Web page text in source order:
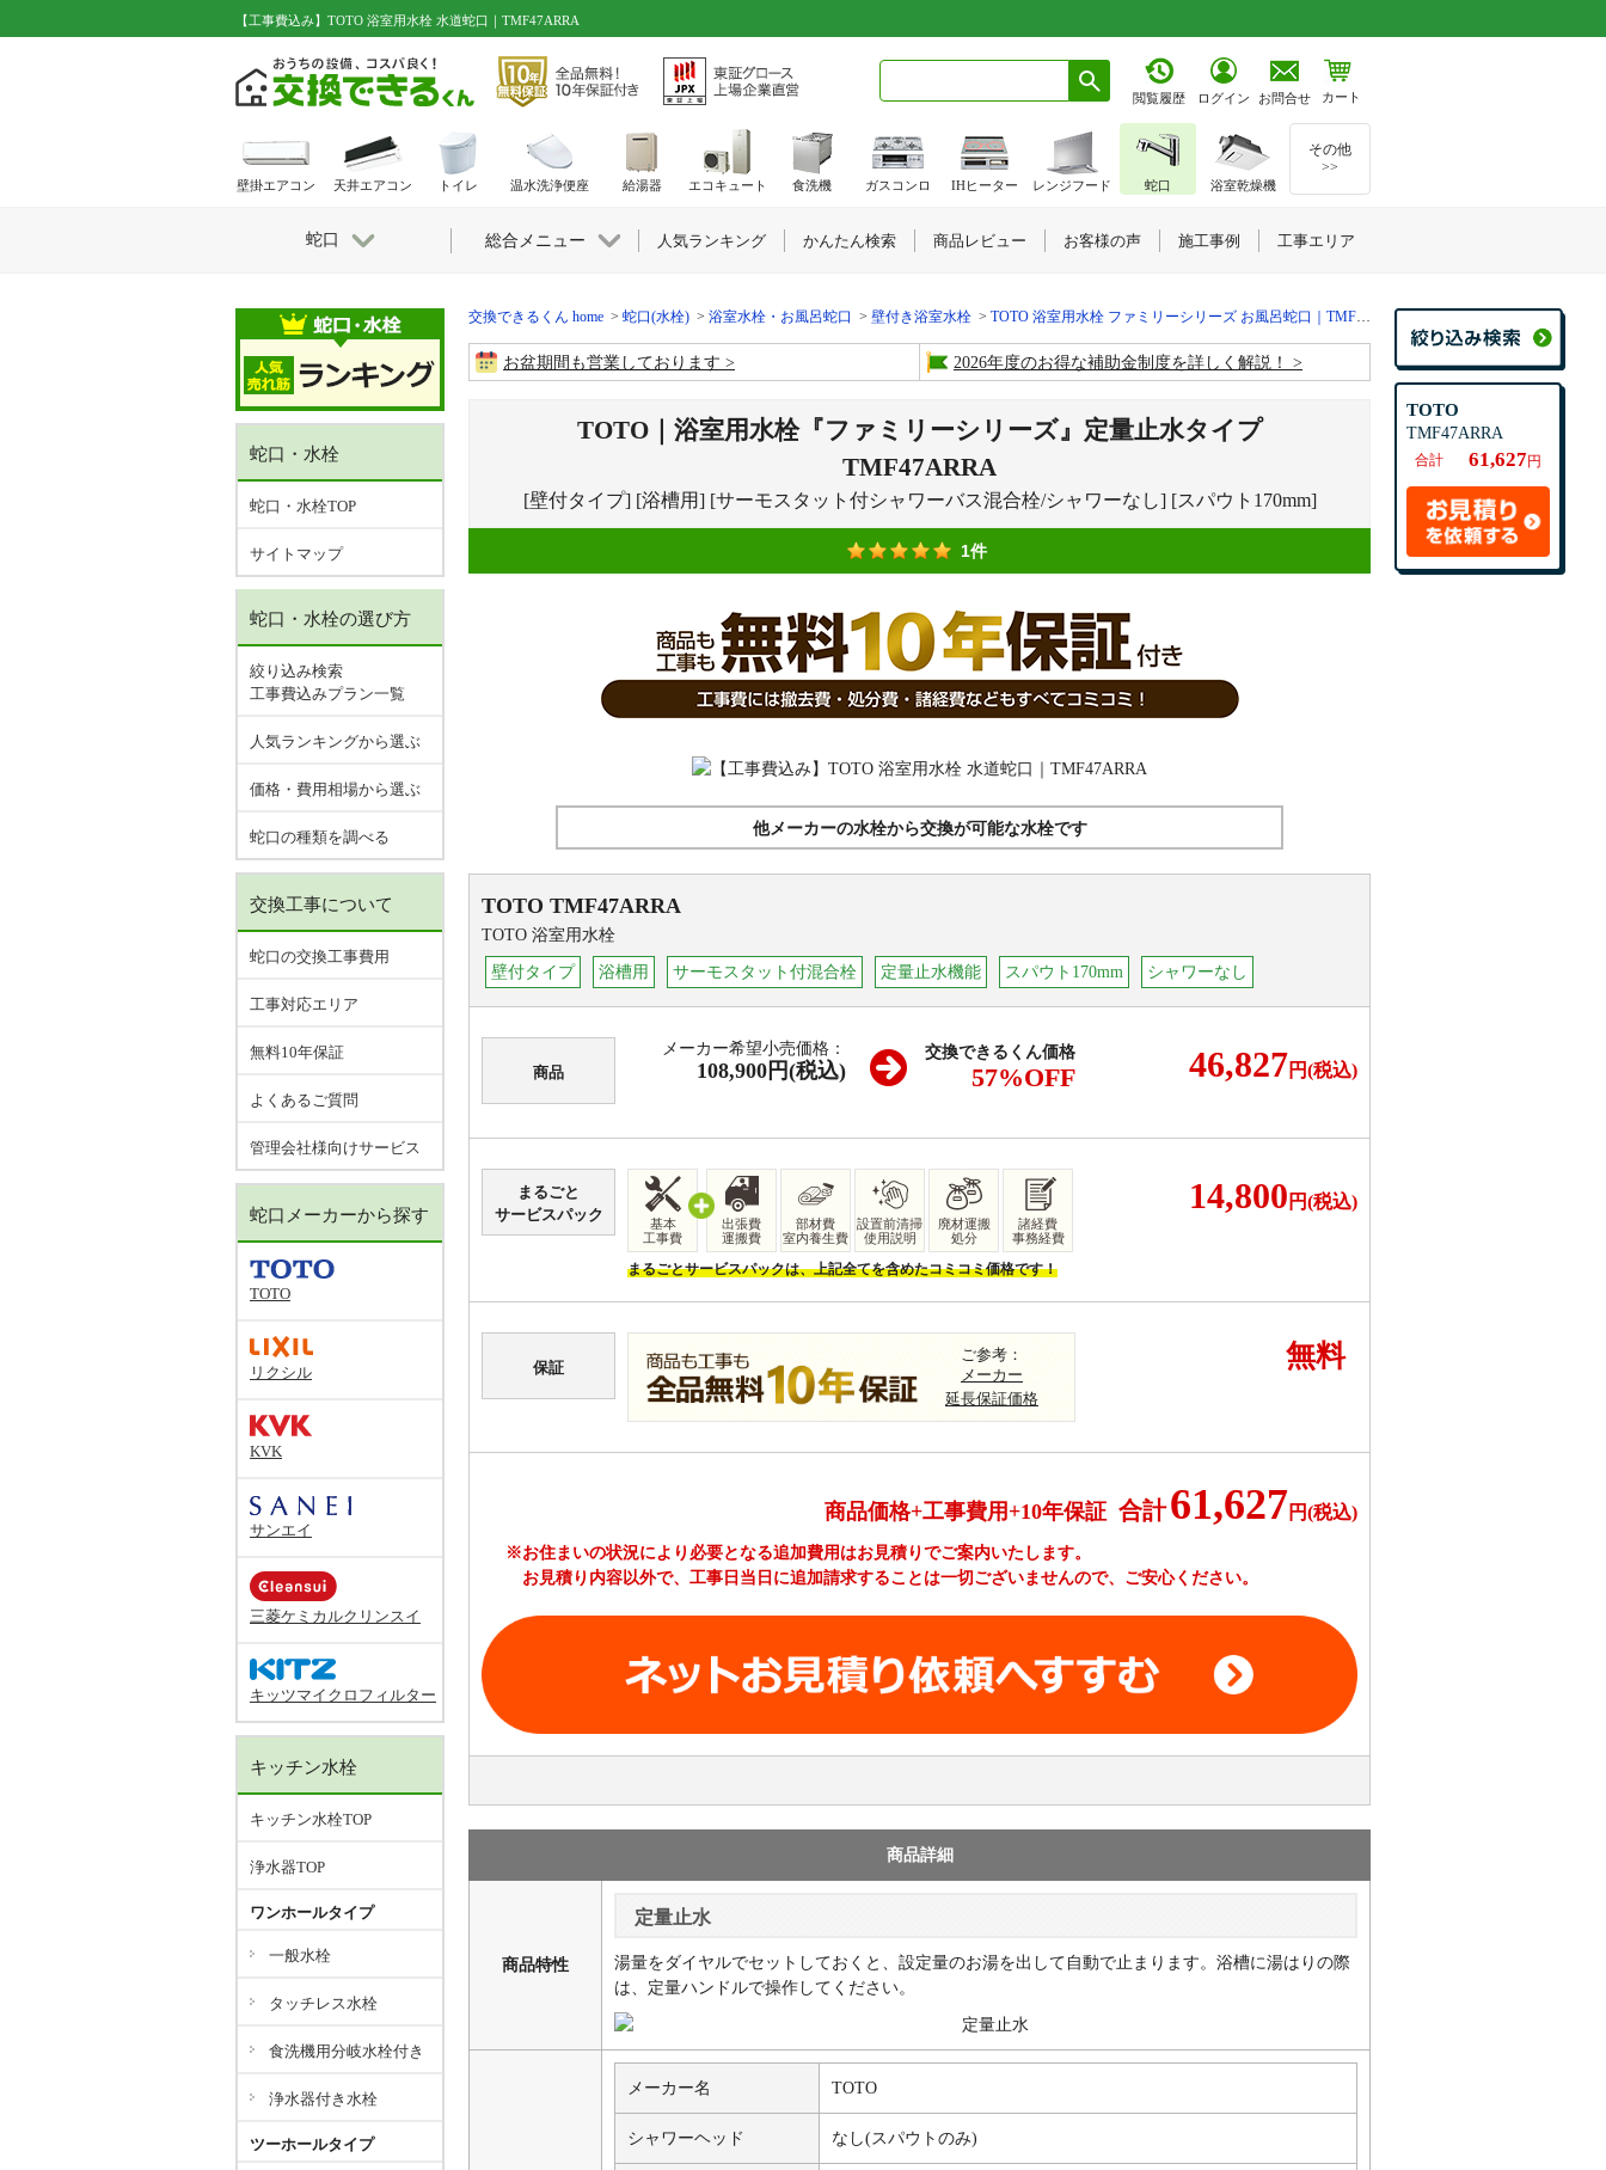
TOTO
TMF47ARRA
合計 61,627 円
【工事費込み】TOTO 浴室用水栓 水道蛇口｜TMF47ARRA
閲覧履歴 ログイン お問合せ カート
交換できるくん home 蛇口(水栓) 浴室水栓・お風呂蛇口 壁付き浴室水栓 TOTO 浴室用水栓 ファミリーシリーズ お風呂蛇口｜TMF47ARRA
お盆期間も営業しております 2026年度のお得な補助金制度を詳しく解説！
TOTO｜浴室用水栓『ファミリーシリーズ』定量止水タイプ
TMF47ARRA
[壁付タイプ] [浴槽用] [サーモスタット付シャワーバス混合栓/シャワーなし] [スパウト170mm]
1件
他メーカーの水栓から交換が可能な水栓です
TOTO TMF47ARRA
TOTO 浴室用水栓
壁付タイプ 浴槽用 サーモスタット付混合栓 定量止水機能 スパウト170mm シャワーなし
商品
メーカー希望小売価格：
108,900円(税込)
交換できるくん価格
57%OFF 46,827円(税込)
まるごと
サービスパック
基本
工事費
出張費
運搬費
部材費
室内養生費
設置前清掃
使用説明
廃材運搬
処分
諸経費
事務経費
まるごとサービスパックは、上記全てを含めたコミコミ価格です！
14,800 円(税込)
保証
ご参考：
メーカー
延長保証価格
無料
商品価格+工事費用+10年保証 合計61,627円(税込)
※お住まいの状況により必要となる追加費用はお見積りでご案内いたします。
お見積り内容以外で、工事日当日に追加請求することは一切ございませんので、ご安心ください。
商品詳細
商品特性
定量止水
湯量をダイヤルでセットしておくと、設定量のお湯を出して自動で止まります。浴槽に湯はりの際
は、定量ハンドルで操作してください。
メーカー名 TOTO
シャワーヘッド なし(スパウトのみ)
蛇口・水栓
蛇口・水栓TOP
サイトマップ
蛇口・水栓の選び方
絞り込み検索
工事費込みプラン一覧
人気ランキングから選ぶ
価格・費用相場から選ぶ
蛇口の種類を調べる
交換工事について
蛇口の交換工事費用
工事対応エリア
無料10年保証
よくあるご質問
管理会社様向けサービス
蛇口メーカーから探す
TOTO
リクシル
KVK
サンエイ
三菱ケミカルクリンスイ
キッツマイクロフィルター
キッチン水栓
キッチン水栓TOP
浄水器TOP
ワンホールタイプ
一般水栓
タッチレス水栓
食洗機用分岐水栓付き
浄水器付き水栓
ツーホールタイプ
壁掛エアコン 天井エアコン トイレ 温水洗浄便座 給湯器 エコキュート 食洗機 ガスコンロ IHヒーター レンジフード 蛇口 浴室乾燥機
その他
>>
蛇口 総合メニュー 人気ランキング かんたん検索 商品レビュー お客様の声 施工事例 工事エリア